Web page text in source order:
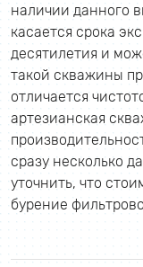
наличии данного
касается срока
десятилетия и
такой скважины
отличается
артезианская
сразу несколько
уточнить, что
бурение